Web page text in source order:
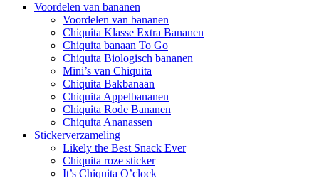
Voordelen van bananen
Voordelen van bananen
Chiquita Klasse Extra Bananen
Chiquita banaan To Go
Chiquita Biologisch bananen
Mini’s van Chiquita
Chiquita Bakbanaan
Chiquita Appelbananen
Chiquita Rode Bananen
Chiquita Ananassen
Stickerverzameling
Likely the Best Snack Ever
Chiquita roze sticker
It’s Chiquita O’clock